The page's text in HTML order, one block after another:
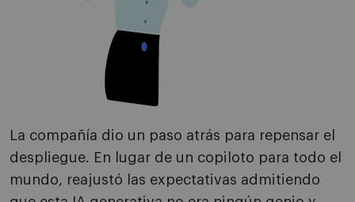
La compañía dio un paso atrás para repensar el
despliegue. En lugar de un copiloto para todo el
mundo, reajustó las expectativas admitiendo